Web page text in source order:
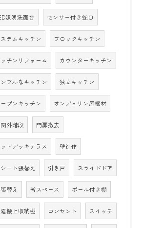
照明洗面台 センサー付き蛇口
テムキッチン ブロックキッチン
チンリフォーム カウンターキッチン
プルなキッチン 独立キッチン
プンキッチン オンデュリン屋根材
外階段 門扉撤去
ッドデッキテラス 壁造作
ート張替え 引き戸 スライドドア
替え 省スペース ポール付き棚
機上収納棚 コンセント スイッチ